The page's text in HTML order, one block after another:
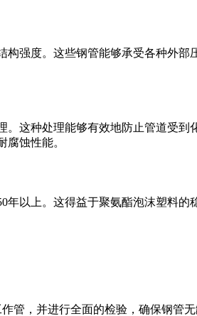
强度。这些钢管能够承受各种外
这种处理能够有效地防止管道受
蚀性能。
以上。这得益于聚氨酯泡沫塑料
管，并进行全面的检验，确保钢管